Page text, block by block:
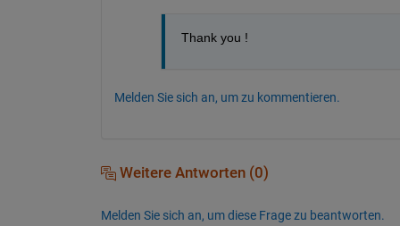
Thank you !
Melden Sie sich an, um zu kommentieren.
Weitere Antworten (0)
Melden Sie sich an, um diese Frage zu beantworten.